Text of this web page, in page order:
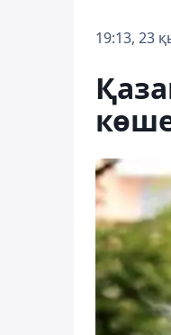
19:13, 23